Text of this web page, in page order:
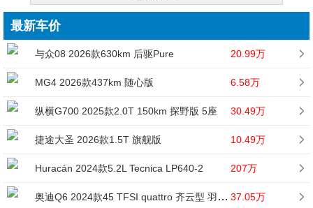
最新车价
与众08 2026款630km 后驱Pure 20.99万
MG4 2026款437km 随心版 6.58万
纵横G700 2025款2.0T 150km 探野版 5座 30.49万
捷途大圣 2026款1.5T 旗舰版 10.49万
Huracán 2024款5.2L Tecnica LP640-2 207万
奥迪Q6 2024款45 TFSI quattro 齐云型 羽林套装 6座 37.05万